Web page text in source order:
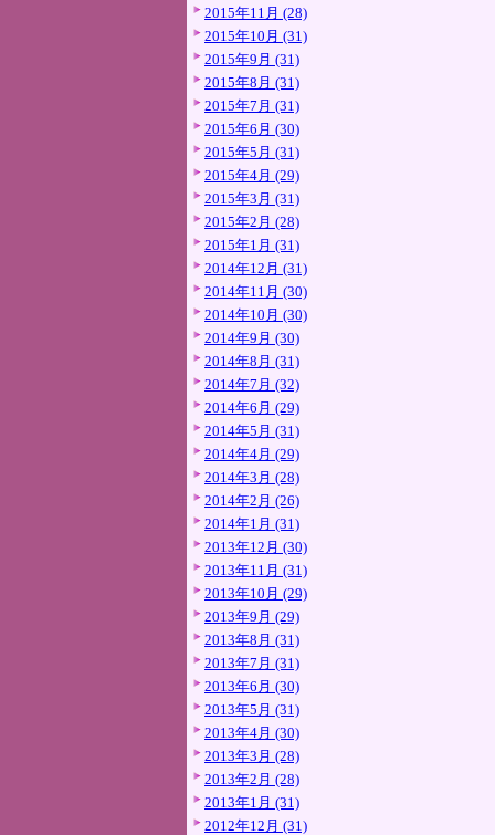
2015年11月 (28)
2015年10月 (31)
2015年9月 (31)
2015年8月 (31)
2015年7月 (31)
2015年6月 (30)
2015年5月 (31)
2015年4月 (29)
2015年3月 (31)
2015年2月 (28)
2015年1月 (31)
2014年12月 (31)
2014年11月 (30)
2014年10月 (30)
2014年9月 (30)
2014年8月 (31)
2014年7月 (32)
2014年6月 (29)
2014年5月 (31)
2014年4月 (29)
2014年3月 (28)
2014年2月 (26)
2014年1月 (31)
2013年12月 (30)
2013年11月 (31)
2013年10月 (29)
2013年9月 (29)
2013年8月 (31)
2013年7月 (31)
2013年6月 (30)
2013年5月 (31)
2013年4月 (30)
2013年3月 (28)
2013年2月 (28)
2013年1月 (31)
2012年12月 (31)